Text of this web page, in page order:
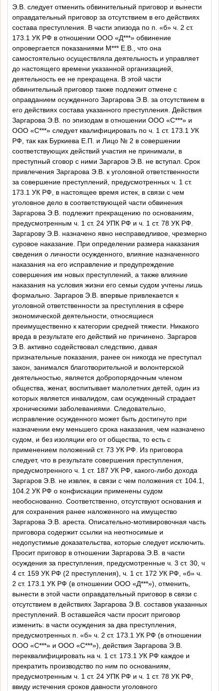
Э.В. следует отменить обвинительный приговор и вынести
оправдательный приговор за отсутствием в его действиях
состава преступления. В части эпизода по п. «б» ч. 2 ст.
173.1 УК РФ в отношении ООО «Д***» обвинение
опровергается показаниями М*** Е.В., что она
самостоятельно осуществляла деятельность и управляет
до настоящего времени указанной организацией,
деятельность ее не прекращена. В этой части
обвинительный приговор также подлежит отмене с
оправданием осужденного Заргарова Э.В. за отсутствием в
его действиях состава указанного преступления. Действия
Заргарова Э.В. по эпизодам в отношении ООО «С***» и
ООО «С***» следует квалифицировать по ч. 1 ст. 173.1 УК
РФ, так как Буркиева Е.П. и Лицо № 2 в совершении
соответствующих действий участия не принимали, в
преступный сговор с ними Заргаров Э.В. не вступал. Срок
привлечения Заргарова Э.В. к уголовной ответственности
за совершение преступлений, предусмотренных ч. 1 ст.
173.1 УК РФ, в настоящее время истек, в связи с чем
уголовное дело в соответствующей части обвинения
Заргарова Э.В. подлежит прекращению по основаниям,
предусмотренным ч. 1 ст. 24 УПК РФ и ч. 1 ст. 78 УК РФ.
Заргарову Э.В. назначено явно несправедливое, чрезмерно
суровое наказание. При определении размера наказания
сведения о личности осужденного, влияние назначенного
наказания на его исправление и предупреждение
совершения им новых преступлений, а также влияние
наказания на условия жизни его семьи судом учтены лишь
формально. Заргаров Э.В. впервые привлекается к
уголовной ответственности за преступления в сфере
экономической деятельности, относящиеся
преимущественно к категории средней тяжести. Никакого
вреда в результате его действий не причинено. Заргаров
Э.В. активно содействовал следствию, давая
признательные показания, ранее он никогда не преступал
закон, занимался благотворительной и волонтерской
деятельностью, является добропорядочным членом
общества, женат, воспитывает малолетних детей, один из
которых является инвалидом, сам осужденный страдает
хроническими заболеваниями. Следовательно,
исправление осужденного может быть достигнуто при
назначении ему меньшего срока наказания, чем назначено
судом, и без изоляции его от общества, то есть с
применением положений ст. 73 УК РФ. Из приговора
следует, что в результате совершения преступления,
предусмотренного ч. 1 ст. 187 УК РФ, какого-либо дохода
Заргаров Э.В. не извлек, в связи с чем положения ст. 104.1,
104.2 УК РФ о конфискации применены судом
необоснованно. Соответственно, отсутствуют основания и
для сохранения ранее наложенного на имущество
Заргарова Э.В. ареста. Описательно-мотивировочная часть
приговора содержит ссылки на неотносимые и
недопустимые доказательства, которые следует исключить.
Просит приговор в отношении Заргарова Э.В. в части
осуждения за преступления, предусмотренные ч. 3 ст. 30, ч
4 ст. 159 УК РФ (2 преступления), ч. 1 ст. 172 УК РФ, «б» ч.
2 ст. 173.1 УК РФ (в отношении ООО «Д***»), отменить,
вынести в этой части оправдательный приговор в связи с
отсутствием в действиях Заргарова Э.В. составов указанных
преступлений. В оставшейся части просит приговор
изменить: в части осуждения за два преступления,
предусмотренных п. «б» ч. 2 ст. 173.1 УК РФ (в отношении
ООО «С***» и ООО «С***»), действия Заргарова Э.В.
переквалифицировать на ч. 1 ст. 173.1 УК РФ каждое и
прекратить производство по ним по основаниям,
предусмотренным ч. 1 ст. 24 УПК РФ и ч. 1 ст. 78 УК РФ,
ввиду истечения сроков давности уголовного